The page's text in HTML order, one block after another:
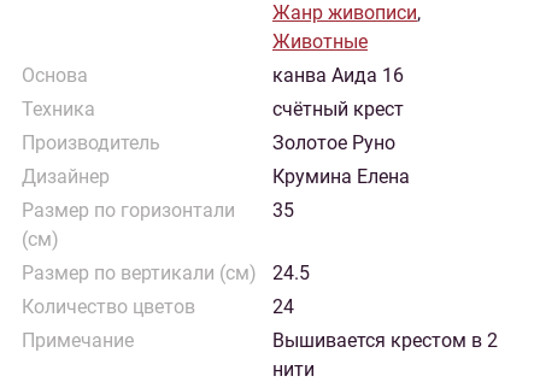
Жанр живописи,
Животные
Основа
канва Аида 16
Техника
счётный крест
Производитель
Золотое Руно
Дизайнер
Крумина Елена
Размер по горизонтали
(см)
35
Размер по вертикали (см)
24.5
Количество цветов
24
Примечание
Вышивается крестом в 2
нити